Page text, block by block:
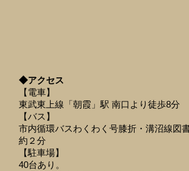
◆アクセス
【電車】
東武東上線「朝霞」駅 南口より徒歩8分
【バス】
市内循環バスわくわく号膝折・溝沼線図
約２分
【駐車場】
40台あり。